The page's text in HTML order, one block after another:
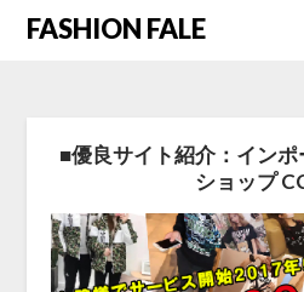
FASHION FALE
■優良サイト紹介：イン
ショップ